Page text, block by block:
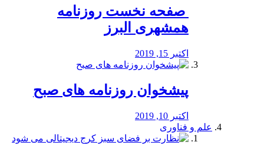
️ صفحه نخست روزنامه‌
همشهری البرز
اکتبر 15, 2019
پیشخوان روزنامه های صبح
اکتبر 10, 2019
علم و فناوری